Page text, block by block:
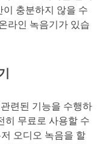
충분하지 않을 수
라인 녹음기가 있습
련된 기능을 수행하
히 무료로 사용할 수
오디오 녹음을 할